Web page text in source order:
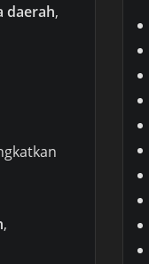
daerah,
,